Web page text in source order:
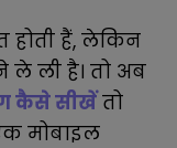
होती हैं, लेकिन
ले ली है। तो अब
कैसे सीखें तो
मोबाइल